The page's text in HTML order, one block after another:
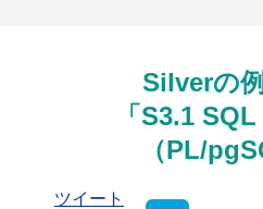
Silverの
「S3.1
（PL/
ツイート